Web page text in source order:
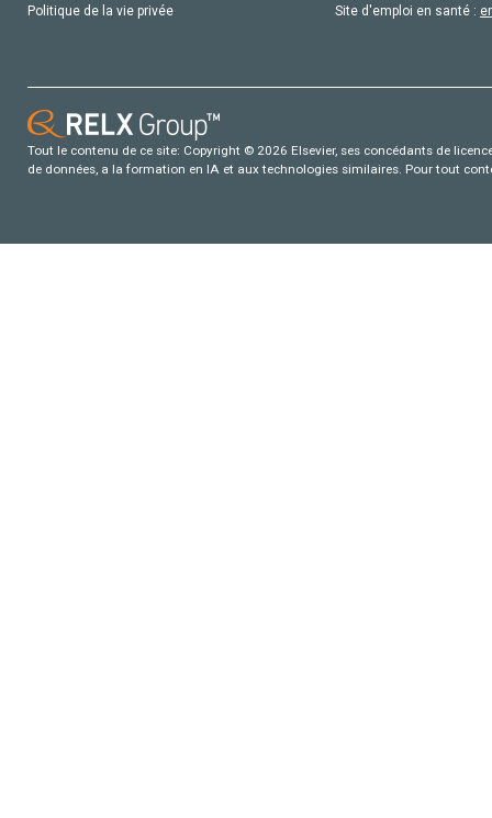
Politique de la vie privée
Site d'emploi en santé :
Tout le contenu de ce site: Copyright © 2026 Elsevier, ses concédants de
de données, a la formation en IA et aux technologies similaires. Pour tout